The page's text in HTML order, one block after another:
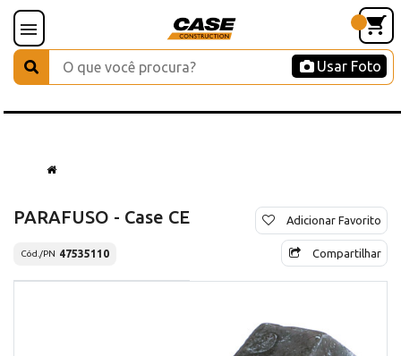
Usar Foto
PARAFUSO - Case CE
Cód./PN 47535110
Adicionar Favorito
Compartilhar